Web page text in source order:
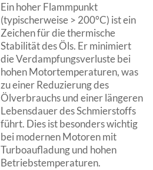
Ein hoher Flammpunkt
(typischerweise > 200°C) ist ein
Zeichen für die thermische
Stabilität des Öls. Er minimiert
die Verdampfungsverluste bei
hohen Motortemperaturen, was
zu einer Reduzierung des
Ölverbrauchs und einer längeren
Lebensdauer des Schmierstoffs
führt. Dies ist besonders wichtig
bei modernen Motoren mit
Turboaufladung und hohen
Betriebstemperaturen.